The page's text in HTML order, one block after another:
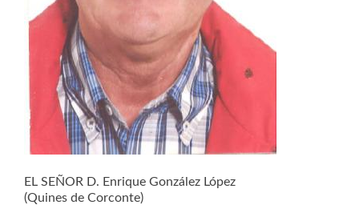
EL SEÑOR D. Enrique González López
(Quines de Corconte)